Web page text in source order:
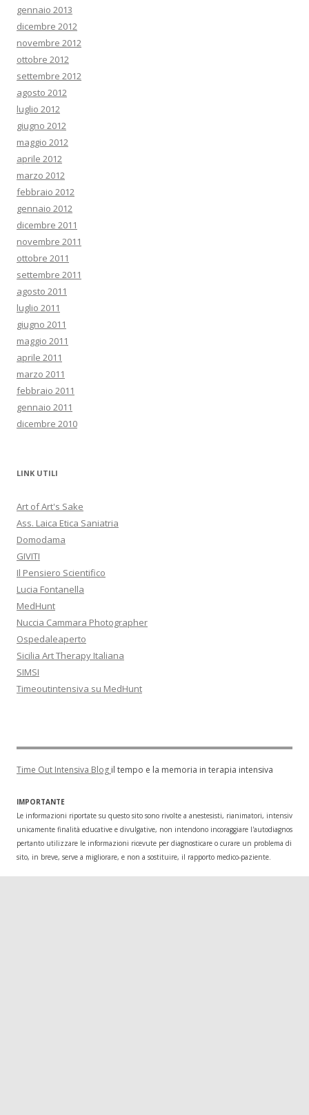
gennaio 2013
dicembre 2012
novembre 2012
ottobre 2012
settembre 2012
agosto 2012
luglio 2012
giugno 2012
maggio 2012
aprile 2012
marzo 2012
febbraio 2012
gennaio 2012
dicembre 2011
novembre 2011
ottobre 2011
settembre 2011
agosto 2011
luglio 2011
giugno 2011
maggio 2011
aprile 2011
marzo 2011
febbraio 2011
gennaio 2011
dicembre 2010
LINK UTILI
Art of Art's Sake
Ass. Laica Etica Saniatria
Domodama
GIVITI
Il Pensiero Scientifico
Lucia Fontanella
MedHunt
Nuccia Cammara Photographer
Ospedaleaperto
Sicilia Art Therapy Italiana
SIMSI
Timeoutintensiva su MedHunt
Time Out Intensiva Blog il tempo e la memoria in terapia intensiva
IMPORTANTE
Le informazioni riportate su questo sito sono rivolte a anestesisti, rianimatori,
unicamente finalità educative e divulgative, non intendono incoraggiare l'autodiagnosi o
pertanto utilizzare le informazioni ricevute per diagnosticare o curare un problema di
sito, in breve, serve a migliorare, e non a sostituire, il rapporto medico-paziente.